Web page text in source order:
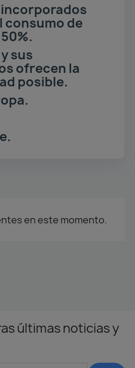
consumo de
sus
ofrecen la
posible.
en este momento.
últimas noticias y